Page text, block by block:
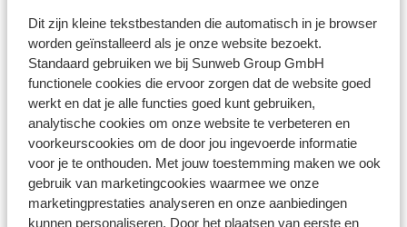
Dit zijn kleine tekstbestanden die automatisch in je browser
worden geïnstalleerd als je onze website bezoekt.
Standaard gebruiken we bij Sunweb Group GmbH
functionele cookies die ervoor zorgen dat de website goed
werkt en dat je alle functies goed kunt gebruiken,
analytische cookies om onze website te verbeteren en
voorkeurscookies om de door jou ingevoerde informatie
voor je te onthouden. Met jouw toestemming maken we ook
gebruik van marketingcookies waarmee we onze
marketingprestaties analyseren en onze aanbiedingen
kunnen personaliseren. Door het plaatsen van eerste en
Skipiste: 250 m
Skilift: 220 m
Skischool: 220 m
(Mini)supermarkt: 100 m
Skipas, -les en verhuur
Skipas